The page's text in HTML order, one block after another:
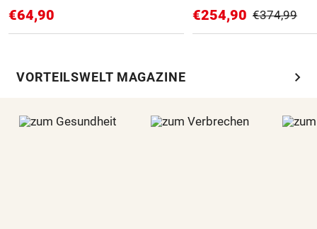
€64,90 €254,90 €374,99
VORTEILSWELT MAGAZINE chevron_right